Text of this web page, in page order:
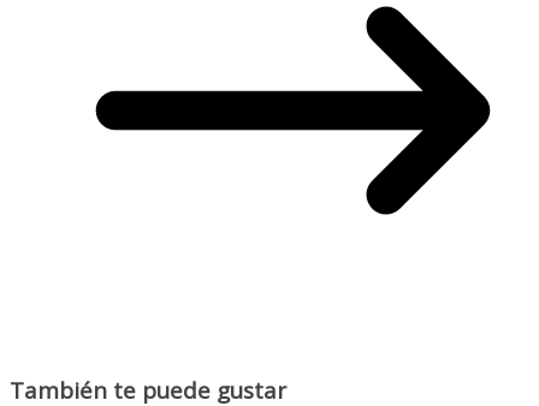
También te puede gustar